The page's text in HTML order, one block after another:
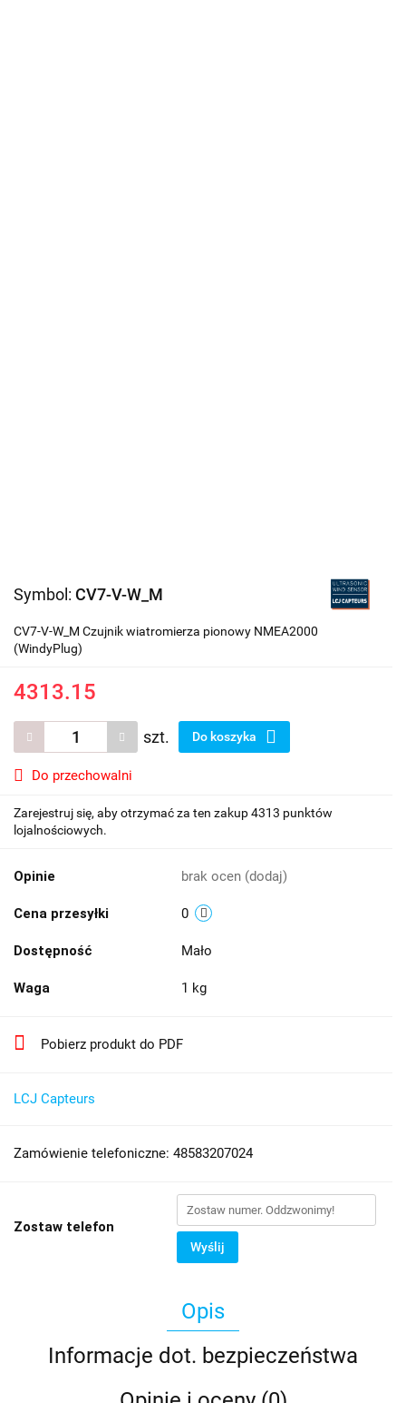
Symbol: CV7-V-W_M
CV7-V-W_M Czujnik wiatromierza pionowy NMEA2000
(WindyPlug)
4313.15
szt. Do koszyka
Do przechowalni
Zarejestruj się, aby otrzymać za ten zakup 4313 punktów
lojalnościowych.
Opinie brak ocen (dodaj)
Cena przesyłki 0
Dostępność Mało
Waga 1 kg
Pobierz produkt do PDF
LCJ Capteurs
Zamówienie telefoniczne: 48583207024
Zostaw telefon
Wyślij
Opis
Informacje dot. bezpieczeństwa